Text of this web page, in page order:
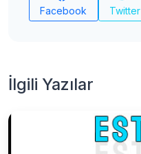
Facebook Twitter
İlgili Yazılar